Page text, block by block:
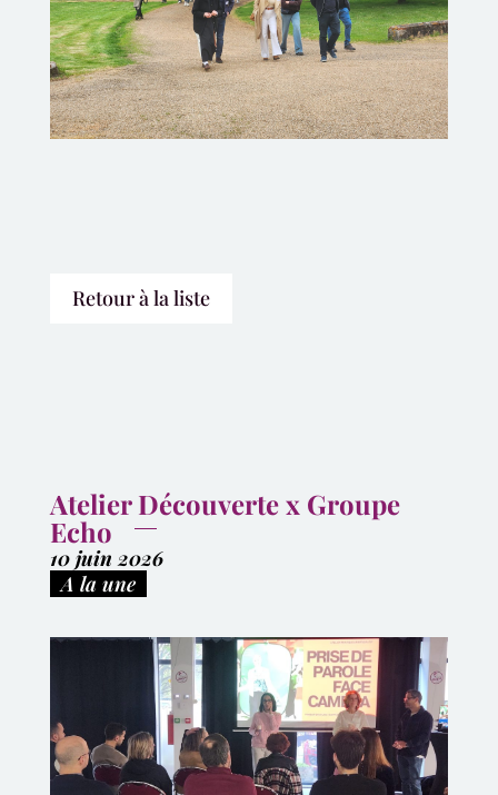
Retour à la liste
Atelier Découverte x Groupe
Echo
10 juin 2026
|A la une